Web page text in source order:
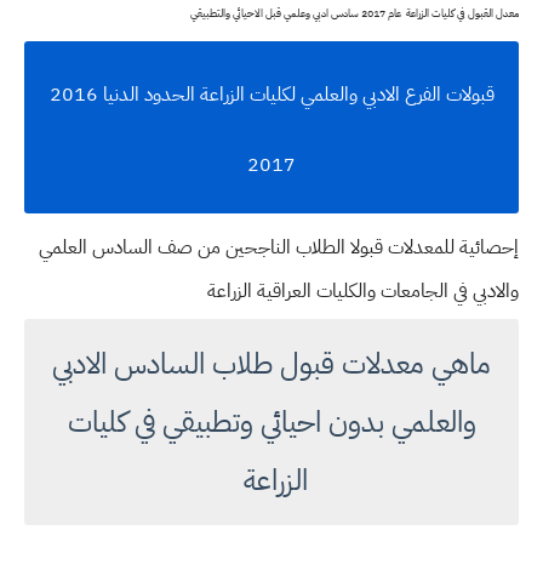
معدل القبول في كليات الزراعة عام 2017 سادس ادبي وعلمي قبل الاحيائي والتطبيقي
قبولات الفرع الادبي والعلمي لكليات الزراعة الحدود الدنيا 2016
2017
إحصائية للمعدلات قبولا الطلاب الناجحين من صف السادس العلمي
والادبي في الجامعات والكليات العراقية الزراعة
ماهي معدلات قبول طلاب السادس الادبي
والعلمي بدون احيائي وتطبيقي في كليات
الزراعة